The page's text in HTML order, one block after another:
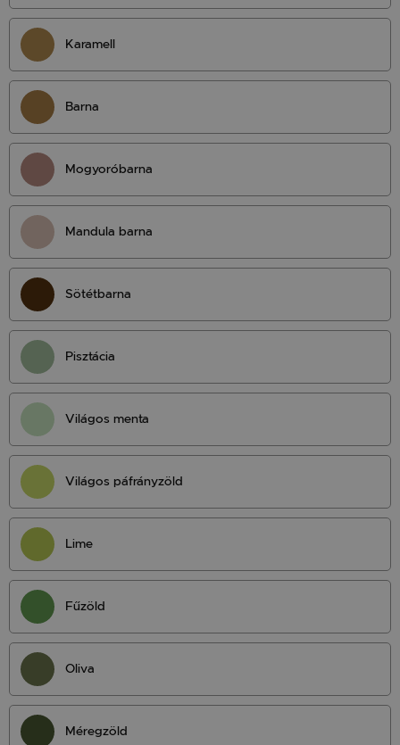
Karamell
Barna
Mogyoróbarna
Mandula barna
Sötétbarna
Pisztácia
Világos menta
Világos páfrányzöld
Lime
Fűzöld
Oliva
Méregzöld